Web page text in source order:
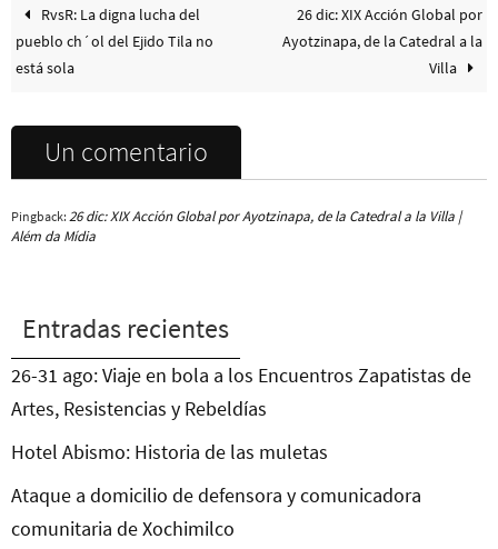
RvsR: La digna lucha del
pueblo ch´ol del Ejido Tila no
está sola
26 dic: XIX Acción Global por
Ayotzinapa, de la Catedral a la
Villa
Un comentario
Pingback: 26 dic: XIX Acción Global por Ayotzinapa, de la Catedral a la Villa |
Além da Mídia
Entradas recientes
26-31 ago: Viaje en bola a los Encuentros Zapatistas de
Artes, Resistencias y Rebeldías
Hotel Abismo: Historia de las muletas
Ataque a domicilio de defensora y comunicadora
comunitaria de Xochimilco